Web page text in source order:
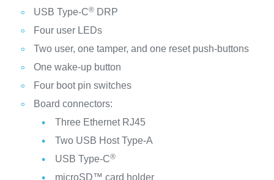
USB Type-C®DRP
Four user LEDs
Two user, one tamper, and one reset push-buttons
One wake-up button
Four boot pin switches
Board connectors:
Three Ethernet RJ45
Two USB Host Type-A
USB Type-C®
microSD™ card holder